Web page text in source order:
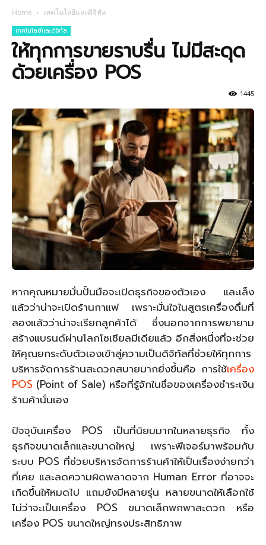
Home เทคโนโลยีและดิจิทัล
เทคโนโลยีและดิจิทัล
ให้ทุกการขายราบรื่น ไม่มีสะดุด
ด้วยเครื่อง POS
1445
หากคุณหมายมั่นปั้นมือจะเปิดธุรกิจของตัวเอง และเล็ง
แล้วว่าน่าจะเปิดร้านกาแฟ เพราะมั่นใจในสูตรเครื่องดื่มที่
ลองแล้วว่าน่าจะเรียกลูกค้าได้ ซึ่งนอกจากการพยายาม
สร้างแบรนด์ผ่านโลกโซเชียลมีเดียแล้ว อีกสิ่งหนึ่งที่จะช่วย
ให้คุณยกระดับตัวเองเข้าสู่ความเป็นดิจิทัลที่ช่วยให้ทุกการ
บริหารจัดการร้านสะดวกสบายมากยิ่งขึ้นคือ การใช้เครื่อง
POS (Point of Sale) หรือที่รู้จักในชื่อของเครื่องชำระเงิน
ร้านค้านั่นเอง
ปัจจุบันเครื่อง POS เป็นที่นิยมมากในหลายธุรกิจ ทั้ง
ธุรกิจขนาดเล็กและขนาดใหญ่ เพราะฟีเจอร์มาพร้อมกับ
ระบบ POS ที่ช่วยบริหารจัดการร้านค้าให้เป็นเรื่องง่ายกว่า
ที่เคย และลดความผิดพลาดจาก Human Error ที่อาจจะ
เกิดขึ้นให้หมดไป แถมยังมีหลายรุ่น หลายขนาดให้เลือกใช้
ไม่ว่าจะเป็นเครื่อง POS ขนาดเล็กพกพาสะดวก หรือ
เครื่อง POS ขนาดใหญ่ทรงประสิทธิภาพ